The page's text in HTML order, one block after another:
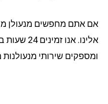
אתם מחפשים מנעולן
שירותי מנעולנות